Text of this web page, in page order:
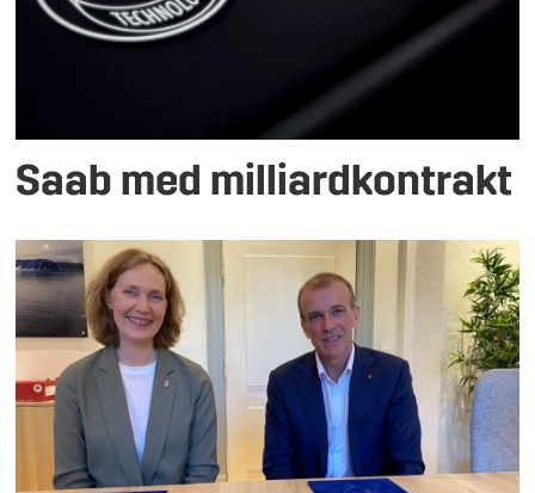
Saab med milliardkontrakt